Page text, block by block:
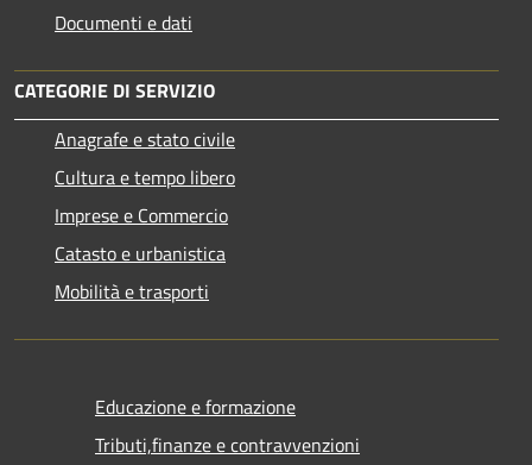
Documenti e dati
CATEGORIE DI SERVIZIO
Anagrafe e stato civile
Cultura e tempo libero
Imprese e Commercio
Catasto e urbanistica
Mobilità e trasporti
Educazione e formazione
Tributi,finanze e contravvenzioni